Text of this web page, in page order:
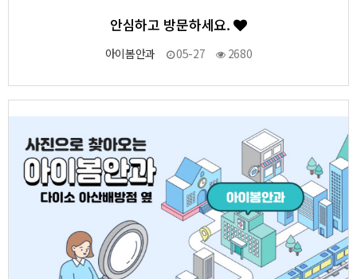
안심하고 방문하세요.
아이봄안과 05-27 2680
3
작성자
작성일
조회